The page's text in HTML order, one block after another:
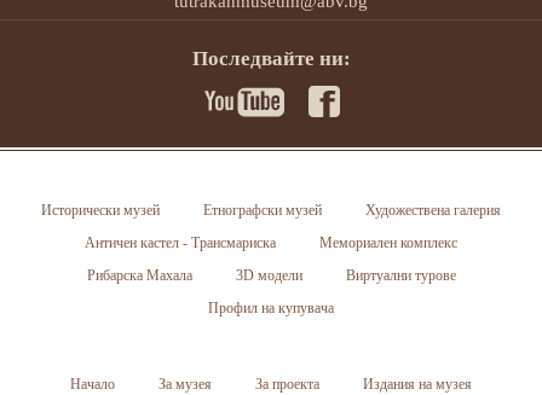
Последвайте ни:
Исторически музей Етнографски музей
Художествена галерия
Античен кастел - Трансмариска
Мемориален комплекс
Рибарска Махала
3D модели
Виртуални турове
Профил на купувача
Начало За музея За проекта
Издания на музея